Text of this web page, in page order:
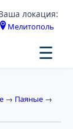
локация:
Мелитополь
☰
→ Паяные →